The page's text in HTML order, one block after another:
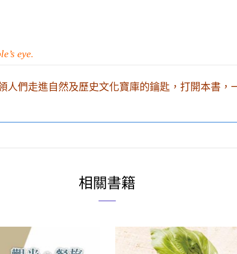
eye.
人們走進自然及歷史文化寶庫的鑰匙，打開本書，
相關書籍